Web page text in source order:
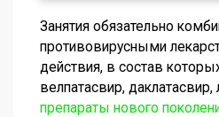
Занятия обязательно
противовирусными
действия, в состав
велпатасвир,
препараты нового